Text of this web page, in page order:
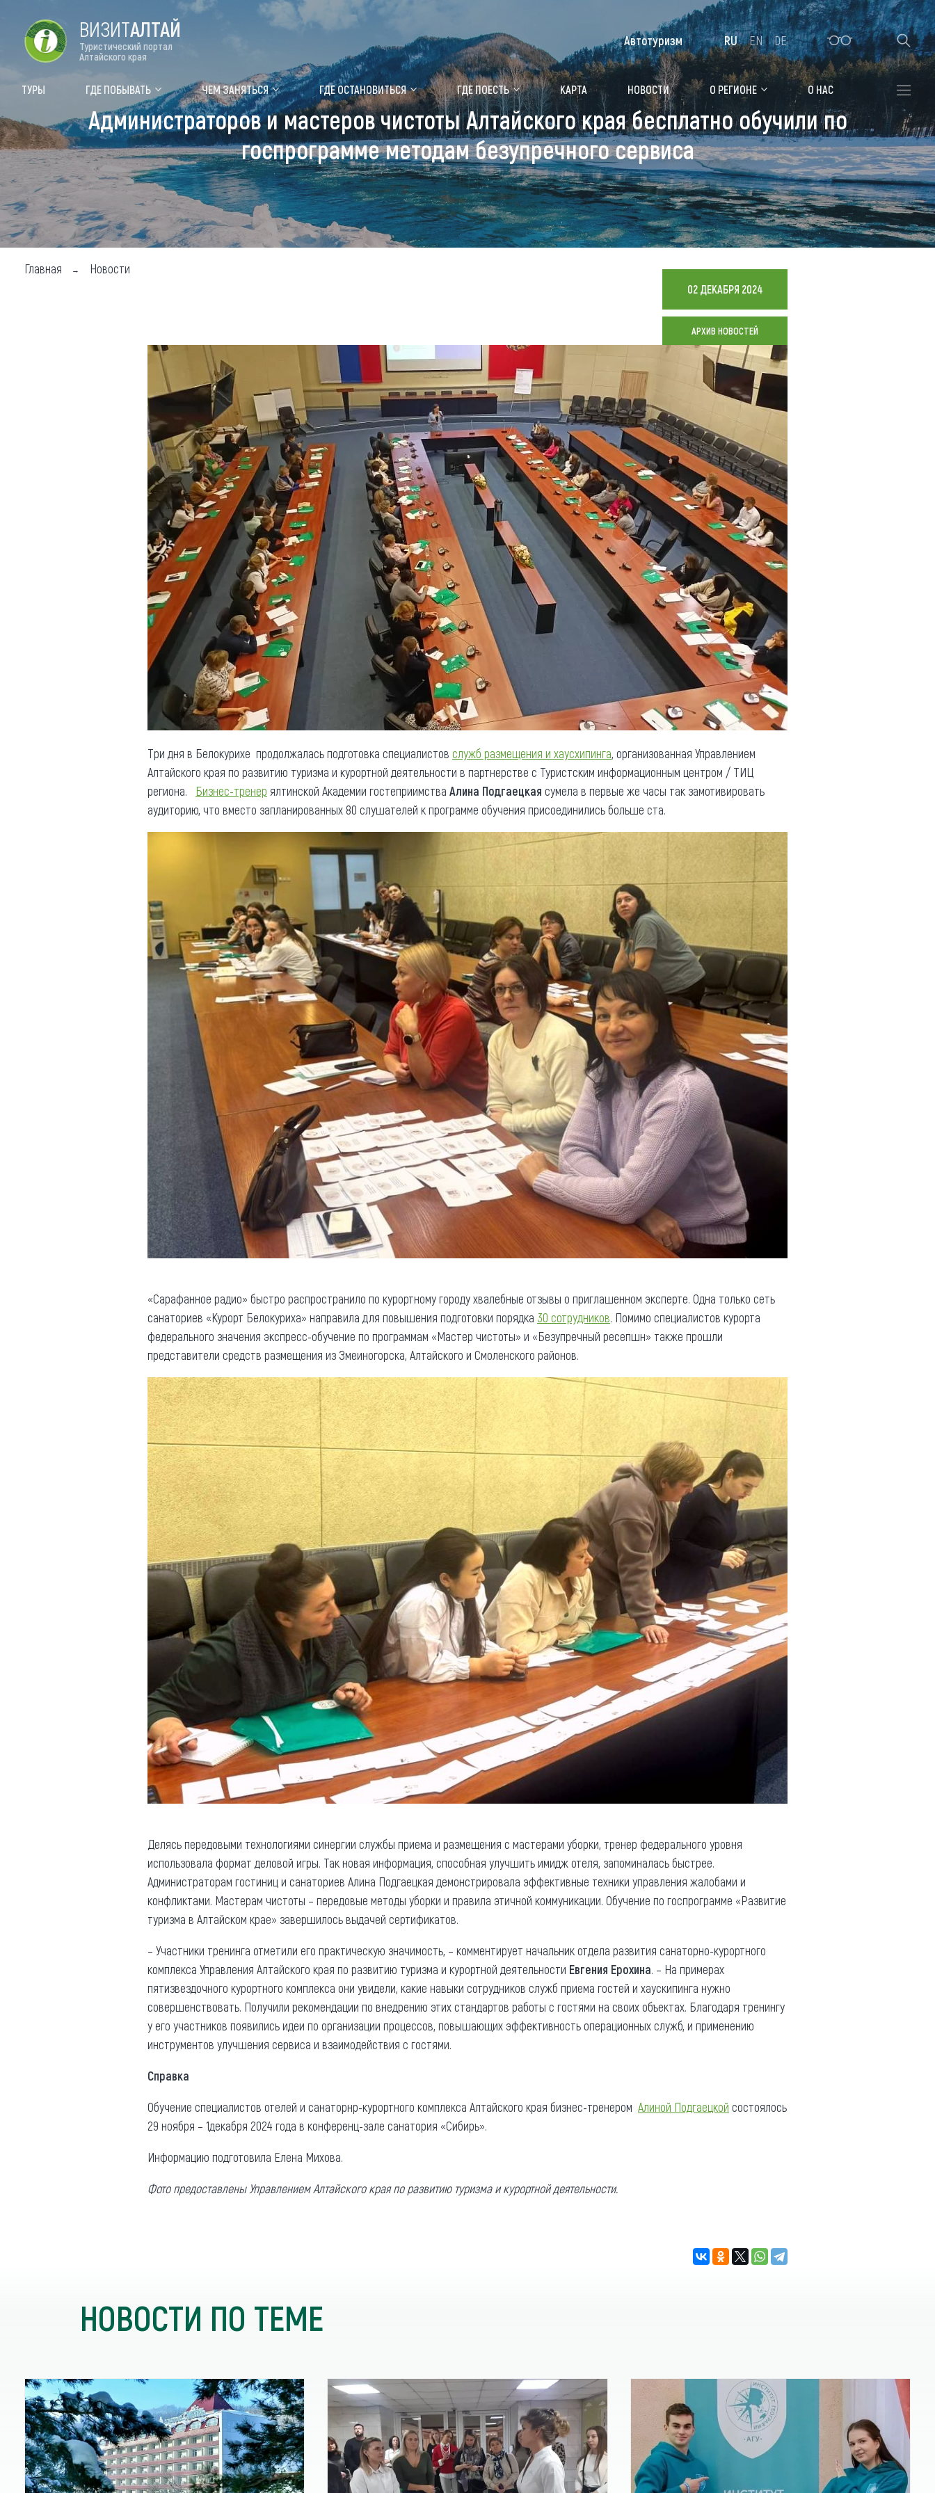
Форум VISIT ALTAI Цветение маральника Медицинский форум Алтайская зимовка
Туры Где побывать
Объекты природы
Объекты истории и культуры
Объекты развлечений
Топ туристических мест
Чем заняться
Календарь событий
Аудиогид
Мой маршрут
Где остановиться
Санатории
Гостиницы, отели
Коттеджи, базы
Сельские усадьбы
Мотели, придорожные отели
Придорожные кафе
Новости
Что привезти (сувениры)
Общая информация
Как добраться
Люди, прославившие Алтай
Карты и буклеты
Коллекция впечатлений
Блог путешественника
Видеогалерея
Фотогалерея
Другие рубрики
Реестр туроператоров
Реестр туристических
агентств Алтайского края
Обращения граждан
Противодействие коррупции
ВИЗИТАЛТАЙ
Туристический портал
Алтайского края
ТУРЫ ГДЕ ПОБЫВАТЬ ЧЕМ ЗАНЯТЬСЯ ГДЕ ОСТАНОВИТЬСЯ ГДЕ ПОЕСТЬ КАРТА НОВОСТИ О РЕГИОНЕ О НАС
Автотуризм RU EN DE
Администраторов и мастеров чистоты Алтайского края бесплатно обучили по
госпрограмме методам безупречного сервиса
Главная Новости
02 ДЕКАБРЯ 2024
АРХИВ НОВОСТЕЙ
Три дня в Белокурихе продолжалась подготовка специалистов служб размещения и хаусхипинга, организованная Управлением
Алтайского края по развитию туризма и курортной деятельности в партнерстве с Туристским информационным центром / ТИЦ
региона. Бизнес-тренер ялтинской Академии гостеприимства Алина Подгаецкая сумела в первые же часы так замотивировать
аудиторию, что вместо запланированных 80 слушателей к программе обучения присоединились больше ста.
«Сарафанное радио» быстро распространило по курортному городу хвалебные отзывы о приглашенном эксперте. Одна только сеть
санаториев «Курорт Белокуриха» направила для повышения подготовки порядка 30 сотрудников. Помимо специалистов курорта
федерального значения экспресс-обучение по программам «Мастер чистоты» и «Безупречный ресепшн» также прошли
представители средств размещения из Змеиногорска, Алтайского и Смоленского районов.
Делясь передовыми технологиями синергии службы приема и размещения с мастерами уборки, тренер федерального уровня
использовала формат деловой игры. Так новая информация, способная улучшить имидж отеля, запоминалась быстрее.
Администраторам гостиниц и санаториев Алина Подгаецкая демонстрировала эффективные техники управления жалобами и
конфликтами. Мастерам чистоты – передовые методы уборки и правила этичной коммуникации. Обучение по госпрограмме «Развитие
туризма в Алтайском крае» завершилось выдачей сертификатов.
– Участники тренинга отметили его практическую значимость, – комментирует начальник отдела развития санаторно-курортного
комплекса Управления Алтайского края по развитию туризма и курортной деятельности Евгения Ерохина. – На примерах
пятизвездочного курортного комплекса они увидели, какие навыки сотрудников служб приема гостей и хаускипинга нужно
совершенствовать. Получили рекомендации по внедрению этих стандартов работы с гостями на своих объектах. Благодаря тренингу
у его участников появились идеи по организации процессов, повышающих эффективность операционных служб, и применению
инструментов улучшения сервиса и взаимодействия с гостями.
Справка
Обучение специалистов отелей и санаторнр-курортного комплекса Алтайского края бизнес-тренером Алиной Подгаецкой состоялось
29 ноября – 1декабря 2024 года в конференц-зале санатория «Сибирь».
Информацию подготовила Елена Михова.
Фото предоставлены Управлением Алтайского края по развитию туризма и курортной деятельности.
НОВОСТИ ПО ТЕМЕ